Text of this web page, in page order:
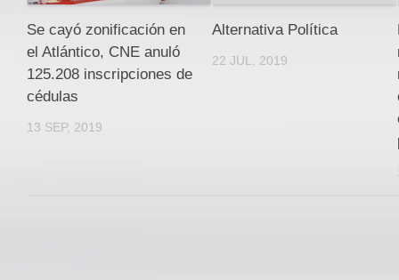
Se cayó zonificación en
el Atlántico, CNE anuló
125.208 inscripciones de
cédulas
13 SEP, 2019
Alternativa Política
22 JUL, 2019